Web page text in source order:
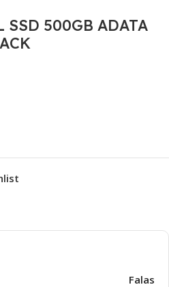
SSD 500GB ADATA
Falas